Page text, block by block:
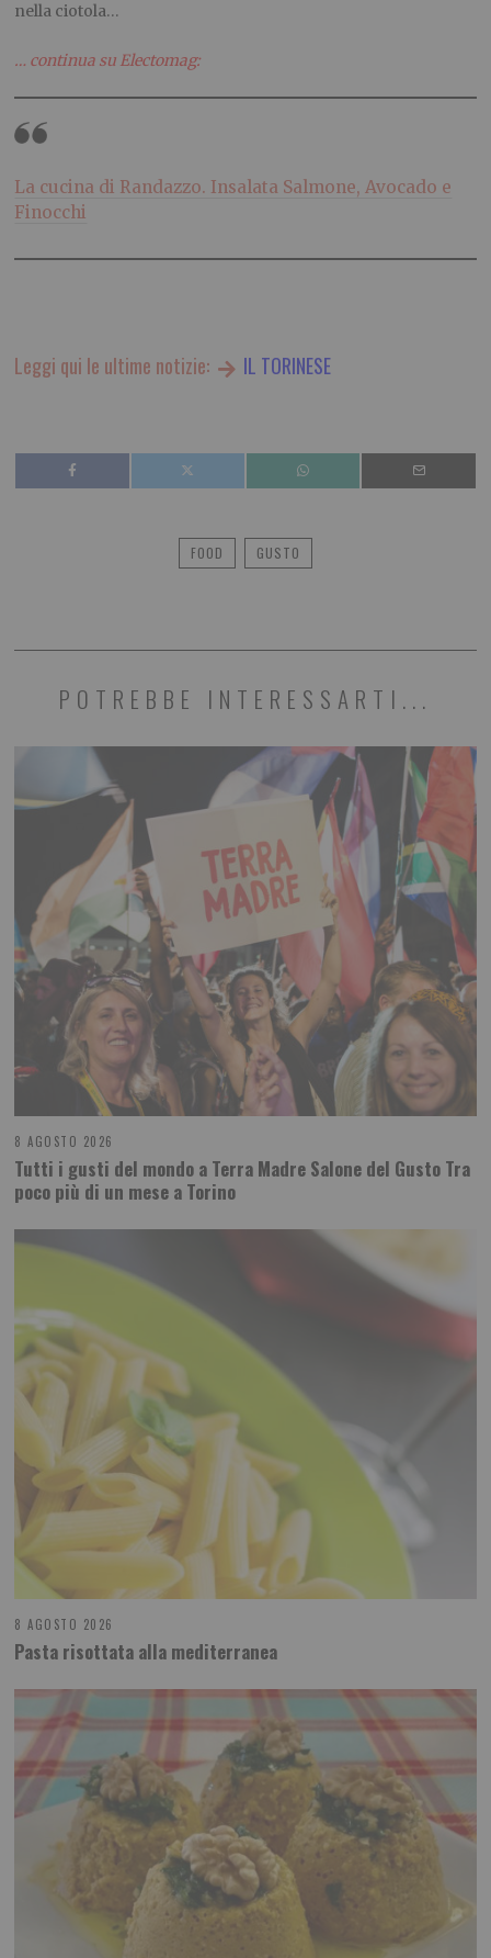
nella ciotola…
… continua su Electomag:
La cucina di Randazzo. Insalata Salmone, Avocado e
Finocchi
Leggi qui le ultime notizie: IL TORINESE
FOOD GUSTO
POTREBBE INTERESSARTI...
8 AGOSTO 2026
Tutti i gusti del mondo a Terra Madre Salone del Gusto Tra
poco più di un mese a Torino
8 AGOSTO 2026
Pasta risottata alla mediterranea